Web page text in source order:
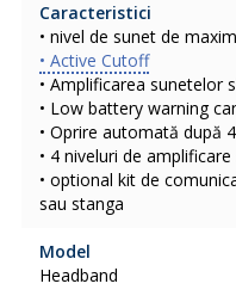
Caracteristici
• nivel de sunet de
• Active Cutoff
• Amplificarea sunetelor
• Low battery warning
• Oprire automată după
• 4 niveluri de
• optional kit de
sau stanga
Model
Headband